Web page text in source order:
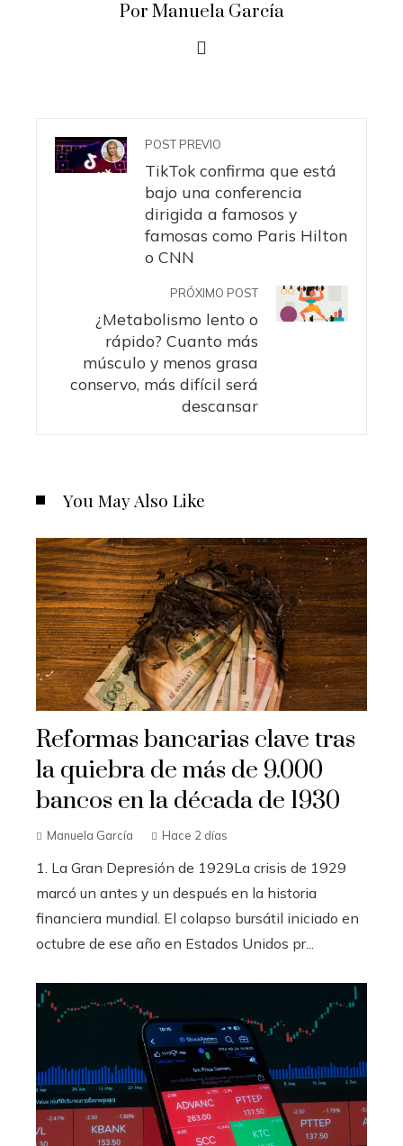
Por Manuela García
POST PREVIO
TikTok confirma que está
bajo una conferencia
dirigida a famosos y
famosas como Paris Hilton
o CNN
PRÓXIMO POST
¿Metabolismo lento o
rápido? Cuanto más
músculo y menos grasa
conservo, más difícil será
descansar
You May Also Like
Reformas bancarias clave tras
la quiebra de más de 9.000
bancos en la década de 1930
Manuela García Hace 2 días
1. La Gran Depresión de 1929La crisis de 1929
marcó un antes y un después en la historia
financiera mundial. El colapso bursátil iniciado en
octubre de ese año en Estados Unidos pr...